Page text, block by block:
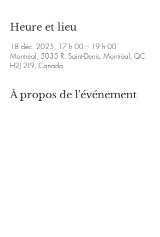
Heure et lieu
18 déc. 2025, 17 h 00 – 19 h 00
Montréal, 5035 R. Saint-Denis, Montréal, QC
H2J 2L9, Canada
À propos de l'événement